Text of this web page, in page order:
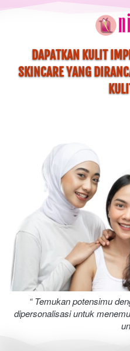
DAPATKAN KULIT
SKINCARE YANG
“ Temukan potensimu
dipersonalisasi untuk